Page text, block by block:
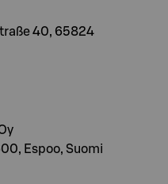
40, 65824
Espoo, Suomi